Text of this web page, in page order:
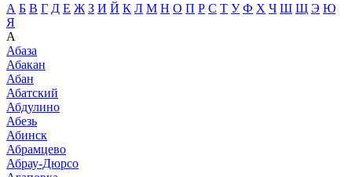
А Б В Г Д Е Ж З И Й К Л М Н О П Р С Т У Ф Х Ч Ш Щ Э Ю
Я
А
Абаза
Абакан
Абан
Абатский
Абдулино
Абезь
Абинск
Абрамцево
Абрау-Дюрсо